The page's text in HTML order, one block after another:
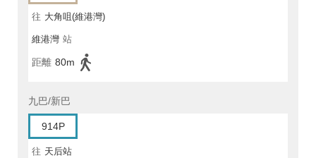
往 大角咀(維港灣)
維港灣 站
距離 80m
九巴/新巴
914P
往 天后站